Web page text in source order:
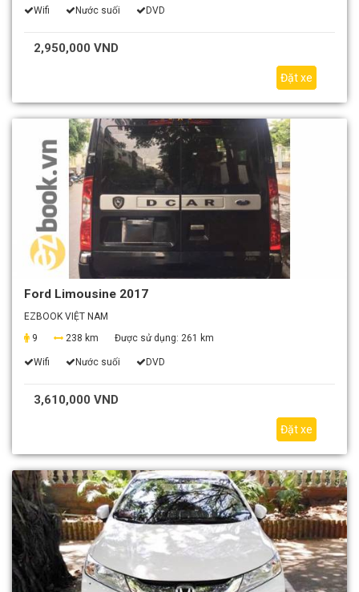
Wifi Nước suối DVD
2,950,000 VND
Đặt xe
Ford Limousine 2017
EZBOOK VIỆT NAM
9
238 km Được sử dụng: 261 km
Wifi Nước suối DVD
3,610,000 VND
Đặt xe